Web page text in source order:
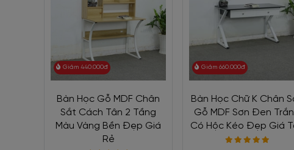
Giảm 440.000đ
Bàn Học Gỗ MDF Chân
Sắt Cách Tân 2 Tầng
Màu Vàng Bền Đẹp Giá
Rẻ
Giảm 660.000đ
Bàn Học Chữ K Chân
Gỗ MDF Sơn Đen
Có Hộc Kéo Đẹp Giá